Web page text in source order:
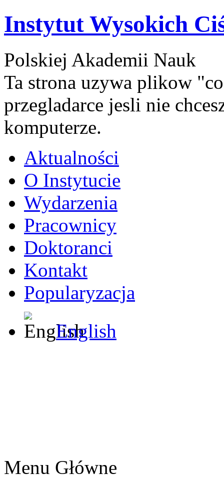
Instytut Wysokich
Polskiej Akademii Nauk
Ta strona uzywa plikow
przegladarce jesli nie
komputerze.
Aktualności
O Instytucie
Wydarzenia
Pracownicy
Doktoranci
Kontakt
Popularyzacja
English
Menu Główne